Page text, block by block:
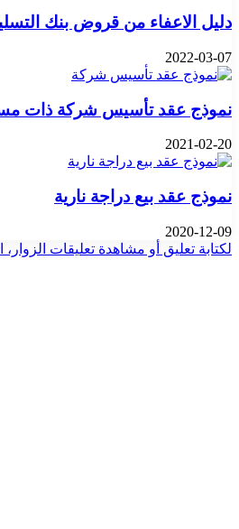
دليل الاعفاء من قروض بنك
2022-03-07
نموذج عقد تأسيس شركة ذات
2021-02-20
نموذج عقد بيع دراجة نارية
2020-12-09
لكتابة تعليق أو مشاهدة تعليقات